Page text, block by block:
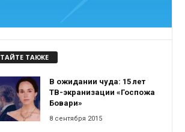
ТАКЖЕ
В ожидании чуда: 15 лет
ТВ-экранизации «Госпожа
Бовари»
8 сентября 2015